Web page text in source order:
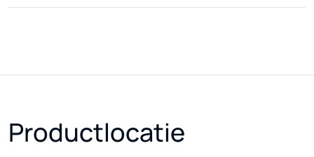
Productlocatie